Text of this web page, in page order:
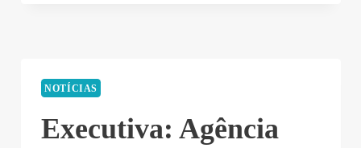
NOTÍCIAS
Executiva: Agência